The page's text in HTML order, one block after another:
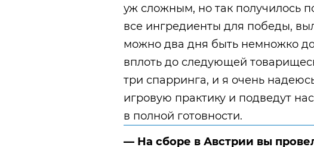
уж сложным, но так получилось
все ингредиенты для победы,
можно два дня быть немножко
вплоть до следующей
три спарринга, и я очень
игровую практику и подведут
в полной готовности.
— На сборе в Австрии вы